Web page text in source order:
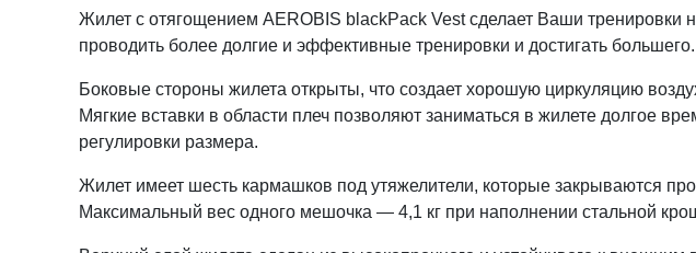
Жилет с отягощением AEROBIS blackPack Vest сделает Ваши
проводить более долгие и эффективные тренировки и достигать большего.
Боковые стороны жилета открыты, что создает хорошую циркуляцию
Мягкие вставки в области плеч позволяют заниматься в жилете долгое
регулировки размера.
Жилет имеет шесть кармашков под утяжелители, которые закрываются
Максимальный вес одного мешочка — 4,1 кг при наполнении стальной